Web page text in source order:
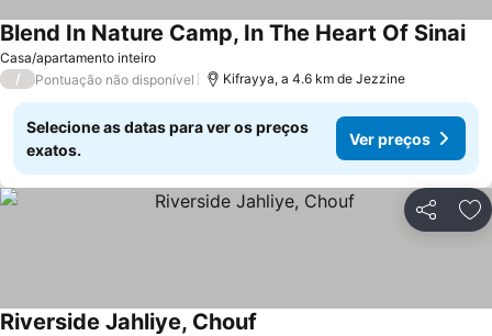
Casa/apartamento inteiro
Blend In Nature Camp, In The Heart Of Sinai
/ Pontuação não disponível Kifrayya, a 4.6 km de Jezzine
Selecione as datas para ver os preços
exatos.
Ver preços
Partilhar
Riverside Jahliye, Chouf